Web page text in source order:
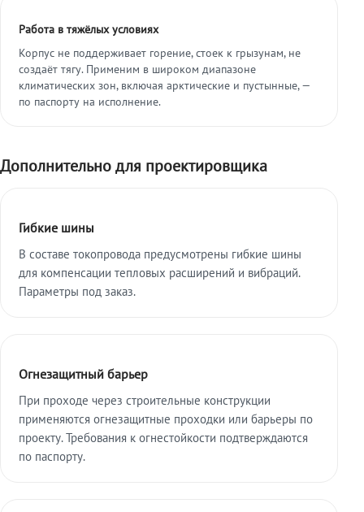
Работа в тяжёлых условиях
Корпус не поддерживает горение, стоек к грызунам, не
создаёт тягу. Применим в широком диапазоне
климатических зон, включая арктические и пустынные, —
по паспорту на исполнение.
Дополнительно для проектировщика
Гибкие шины
В составе токопровода предусмотрены гибкие шины
для компенсации тепловых расширений и вибраций.
Параметры под заказ.
Огнезащитный барьер
При проходе через строительные конструкции
применяются огнезащитные проходки или барьеры по
проекту. Требования к огнестойкости подтверждаются
по паспорту.